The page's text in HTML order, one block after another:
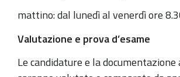
mattino: dal lunedì al venerdì ore
Valutazione e prova d’esame
Le candidature e la documentazione